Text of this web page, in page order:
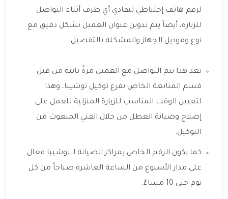
لرقم هاتف إحتياطي لتفادي أي ظرف أثناء التواصل
للزيارة، أيضاً يتم تدوين عنوان العميل بشكل دقيق مع
نوع وموديل الجهاز والمشكلة بالتفصيل.
بعد هذا يتم التواصل مع العميل مرةً ثانية من قبل
قسم المتابعة الخاص بفرع توكيل توشيبا، وهذا
لتعيين الوقت المناسب للزيارة المنزلية للعمل على
إصلاح وصيانة العطل من خلال الفني المبعوث من
التوكيل.
كما يكون الرقم الخاص بمراكز الصيانة لـ توشيبا فعال
على مدار الأسبوع من الساعة العاشرة صباحاً من كل
يوم حتى 10 مساءً.